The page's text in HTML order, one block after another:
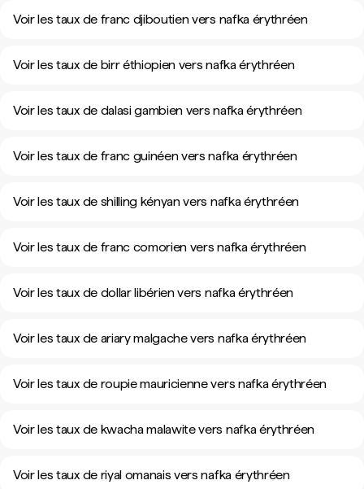
Voir les taux de franc djiboutien vers nafka érythréen
Voir les taux de birr éthiopien vers nafka érythréen
Voir les taux de dalasi gambien vers nafka érythréen
Voir les taux de franc guinéen vers nafka érythréen
Voir les taux de shilling kényan vers nafka érythréen
Voir les taux de franc comorien vers nafka érythréen
Voir les taux de dollar libérien vers nafka érythréen
Voir les taux de ariary malgache vers nafka érythréen
Voir les taux de roupie mauricienne vers nafka érythréen
Voir les taux de kwacha malawite vers nafka érythréen
Voir les taux de riyal omanais vers nafka érythréen